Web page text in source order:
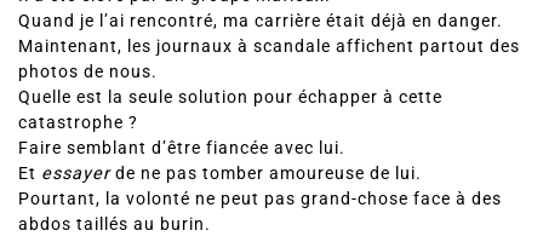
Quand je l’ai rencontré, ma carrière était déjà en danger.
Maintenant, les journaux à scandale affichent partout des
photos de nous.
Quelle est la seule solution pour échapper à cette
catastrophe ?
Faire semblant d’être fiancée avec lui.
Et essayerde ne pas tomber amoureuse de lui.
Pourtant, la volonté ne peut pas grand-chose face à des
abdos taillés au burin.